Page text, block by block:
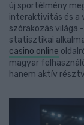
új sportélmény
interaktivitás és a
szórakozás világa
statisztikai
casino online
magyar
hanem aktív